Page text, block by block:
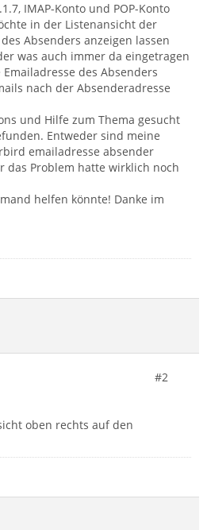
IMAP-Konto und POP-Konto
in der Listenansicht der
Absenders anzeigen lassen
was auch immer da eingetragen
des Absenders
nach der Absenderadresse
und Hilfe zum Thema gesucht
Entweder sind meine
emailadresse absender
das Problem hatte wirklich noch
helfen könnte! Danke im
#2
oben rechts auf den